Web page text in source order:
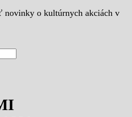
novinky o kultúrnych akciách v